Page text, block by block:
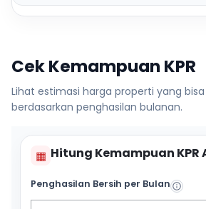
Cek Kemampuan KPR
Lihat estimasi harga properti yang
berdasarkan penghasilan bulanan.
▦ Hitung Kemampuan KPR
Penghasilan Bersih per Bulan